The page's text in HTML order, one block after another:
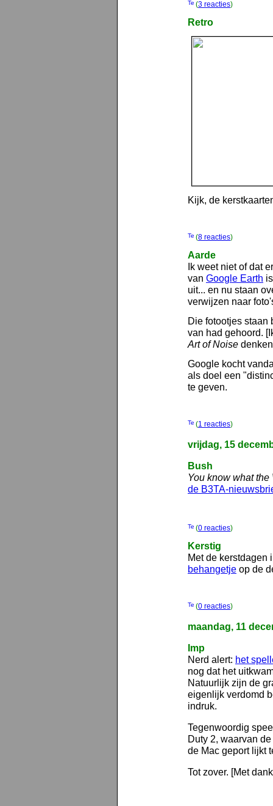
(3 reacties)
Retro
Kijk, de
(8 reacties)
Aarde
Ik weet niet of dat
van Google Earth
uit... en nu staan
verwijzen naar
Die fotootjes staan
van had gehoord.
Art of Noise
Google kocht
als doel een
te geven.
(1 reacties)
vrijdag, 15
Bush
You know what the
de B3TA-
(0 reacties)
Kerstig
Met de kerstdagen
behangetje op de
(0 reacties)
maandag, 11
Imp
Nerd alert: het
nog dat het
Natuurlijk zijn de
eigenlijk verdomd
indruk.
Tegenwoordig
Duty 2, waarvan
de Mac geport lijkt
Tot zover. [Met